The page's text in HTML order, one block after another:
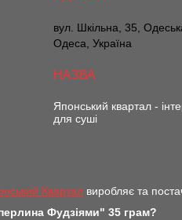
вул. Шкільна, 35,
Одеса, Україна
Японський квартал -
для суші
Квартал виробляє та
Фудзіями" 35 грам?